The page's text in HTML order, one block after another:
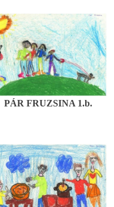
PÁR FRUZSINA 1.b.